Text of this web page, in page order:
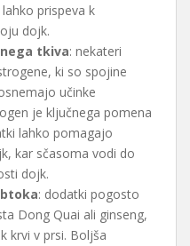
prispeva k
dojk.
tkiva: nekateri
ki so spojine
učinke
je ključnega pomena
lahko pomagajo
kar sčasoma vodi do
dojk.
: dodatki pogosto
Dong Quai ali ginseng,
krvi v prsi. Boljša